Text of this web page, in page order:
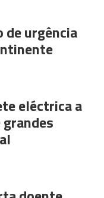
urgência
eléctrica a